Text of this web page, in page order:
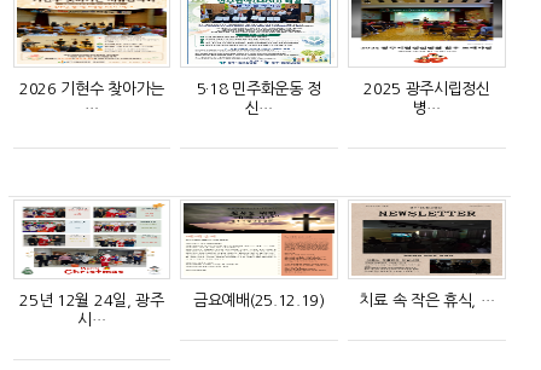
2026 기현수 찾아가는
…
5·18 민주화운동 정
신…
2025 광주시립정신
병…
25년 12월 24일, 광주
시…
금요예배(25.12.19) 치료 속 작은 휴식, …